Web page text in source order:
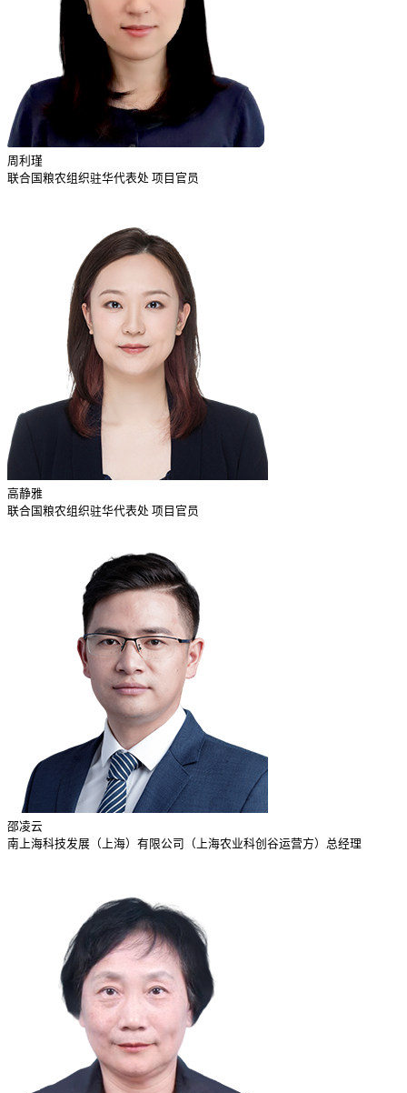
周利瑾
联合国粮农组织驻华代表处 项目官员
高静雅
联合国粮农组织驻华代表处 项目官员
邵凌云
南上海科技发展（上海）有限公司（上海农业科创谷运营方）总经理